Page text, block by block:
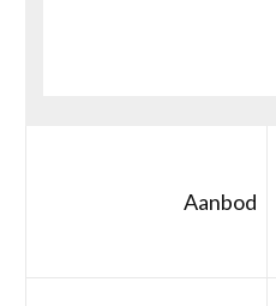
Aanbod